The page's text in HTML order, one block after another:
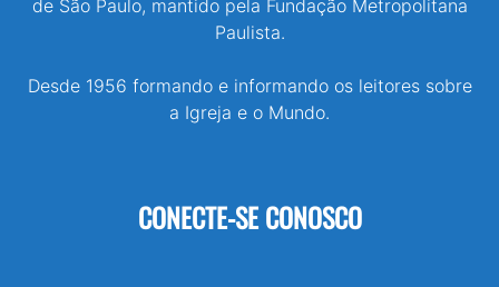
de São Paulo, mantido pela Fundação Metropolitana
Paulista.
Desde 1956 formando e informando os leitores sobre
a Igreja e o Mundo.
CONECTE-SE CONOSCO